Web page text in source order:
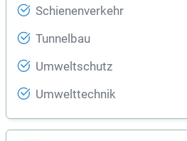
Schienenverkehr
Tunnelbau
Umweltschutz
Umwelttechnik